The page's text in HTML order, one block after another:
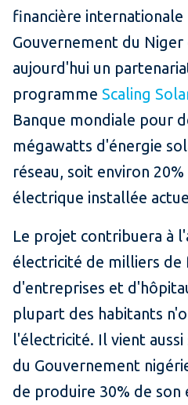
financière internationale
Gouvernement du Niger
aujourd'hui un
programme Scaling
Banque mondiale pour
mégawatts d'énergie
réseau, soit environ
électrique installée
Le projet contribuera à
électricité de milliers de
d'entreprises et
plupart des habitants
l'électricité. Il vient
du Gouvernement
de produire 30% de son